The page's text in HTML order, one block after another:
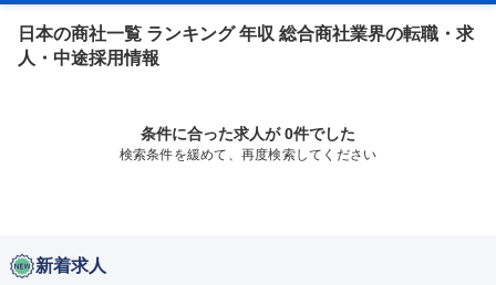
日本の商社一覧 ランキング 年収 総合商社業界の転職・求
人・中途採用情報
条件に合った求人が 0件でした
検索条件を緩めて、再度検索してください
新着求人